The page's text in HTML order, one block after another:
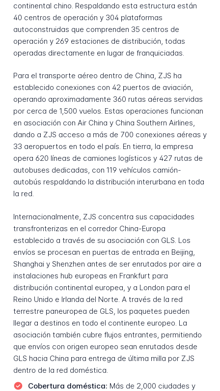
continental chino. Respaldando esta estructura están
40 centros de operación y 304 plataformas
autoconstruidas que comprenden 35 centros de
operación y 269 estaciones de distribución, todas
operadas directamente en lugar de franquiciadas.
Para el transporte aéreo dentro de China, ZJS ha
establecido conexiones con 42 puertos de aviación,
operando aproximadamente 360 rutas aéreas servidas
por cerca de 1,500 vuelos. Estas operaciones funcionan
en asociación con Air China y China Southern Airlines,
dando a ZJS acceso a más de 700 conexiones aéreas y
33 aeropuertos en todo el país. En tierra, la empresa
opera 620 líneas de camiones logísticos y 427 rutas de
autobuses dedicadas, con 119 vehículos camión-
autobús respaldando la distribución interurbana en toda
la red.
Internacionalmente, ZJS concentra sus capacidades
transfronterizas en el corredor China-Europa
establecido a través de su asociación con GLS. Los
envíos se procesan en puertas de entrada en Beijing,
Shanghai y Shenzhen antes de ser enrutados por aire a
instalaciones hub europeas en Frankfurt para
distribución continental europea, y a London para el
Reino Unido e Irlanda del Norte. A través de la red
terrestre paneuropea de GLS, los paquetes pueden
llegar a destinos en todo el continente europeo. La
asociación también cubre flujos entrantes, permitiendo
que envíos con origen europeo sean enrutados desde
GLS hacia China para entrega de última milla por ZJS
dentro de la red doméstica.
Cobertura doméstica: Más de 2,000 ciudades y